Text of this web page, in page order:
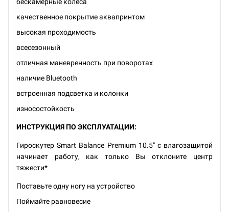
качественное покрытие аквапринтом
высокая проходимость
всесезонный
отличная маневренность при поворотах
наличие Bluetooth
встроенная подсветка и колонки
износостойкость
ИНСТРУКЦИЯ ПО ЭКСПЛУАТАЦИИ:
Гироскутер Smart Balance Premium 10.5" с влагозащитой
начинает работу, как только Вы отклоните центр
тяжести*
Поставьте одну ногу на устройство
Поймайте равновесие